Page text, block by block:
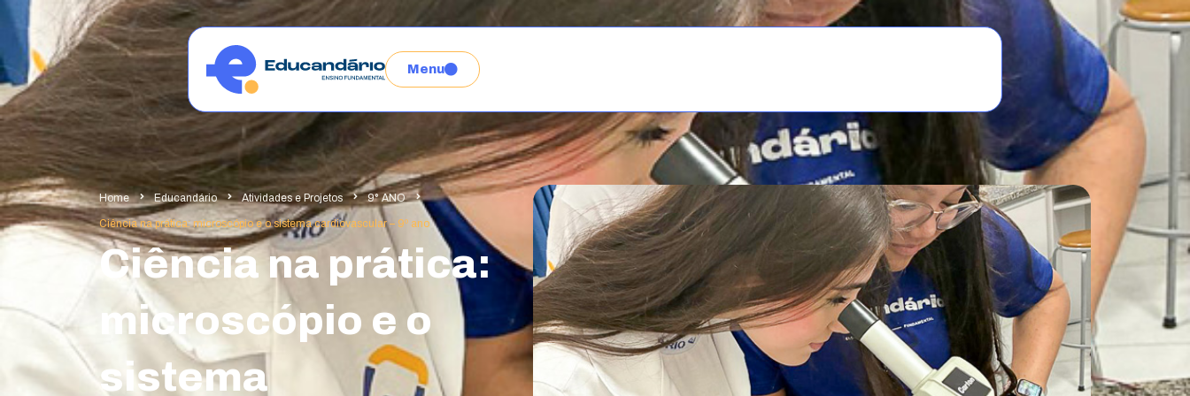
Menu
Home Educandário Atividades e Projetos 9° ANO
Ciência na prática: microscópio e o sistema cardiovascular – 9º ano
Ciência na prática:
microscópio e o
sistema